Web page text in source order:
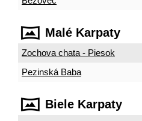
Malé Karpaty
Zochova chata - Piesok
Pezinská Baba
Biele Karpaty